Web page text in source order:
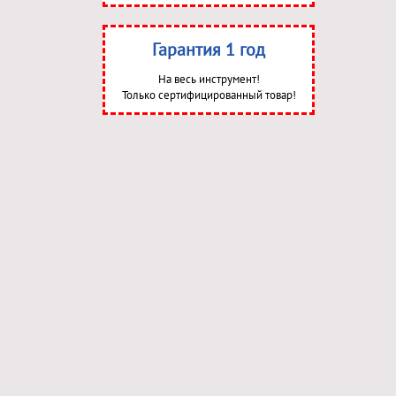
Гарантия 1 год
На весь инструмент!
Только сертифицированный товар!